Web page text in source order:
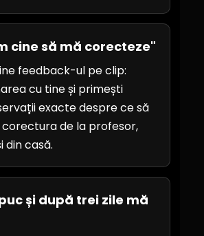
cine să mă corecteze"
feedback-ul pe clip:
cu tine și primești
exacte despre ce să
corectura de la profesor,
din casă.
și după trei zile mă